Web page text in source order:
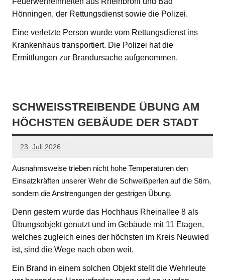
Hönningen, der Rettungsdienst sowie die Polizei.
Eine verletzte Person wurde vom Rettungsdienst ins
Krankenhaus transportiert. Die Polizei hat die
Ermittlungen zur Brandursache aufgenommen.
SCHWEISSTREIBENDE ÜBUNG AM H
ÖCHSTEN GEBÄUDE DER STADT
23. Juli 2026
Ausnahmsweise trieben nicht hohe Temperaturen den
Einsatzkräften unserer Wehr die Schweißperlen auf die Stirn,
sondern die Anstrengungen der gestrigen Übung.
Denn gestern wurde das Hochhaus Rheinallee 8 als
Übungsobjekt genutzt und im Gebäude mit 11 Etagen,
welches zugleich eines der höchsten im Kreis Neuwied
ist, sind die Wege nach oben weit.
Ein Brand in einem solchen Objekt stellt die Wehrleute